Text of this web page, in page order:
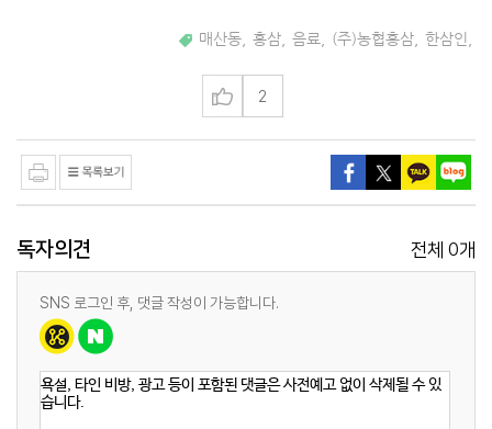
매산동 홍삼 음료 (주)농협홍삼 한삼인
2
독자의견 전체 0개
SNS 로그인 후, 댓글 작성이 가능합니다.